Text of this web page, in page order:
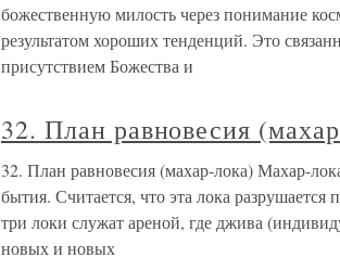
божественную милость через понимание
результатом хороших тенденций. Это
присутствием Божества и
32. План равновесия
32. План равновесия (махар-лока) Махар-
бытия. Считается, что эта лока
три локи служат ареной, где джива
новых и новых